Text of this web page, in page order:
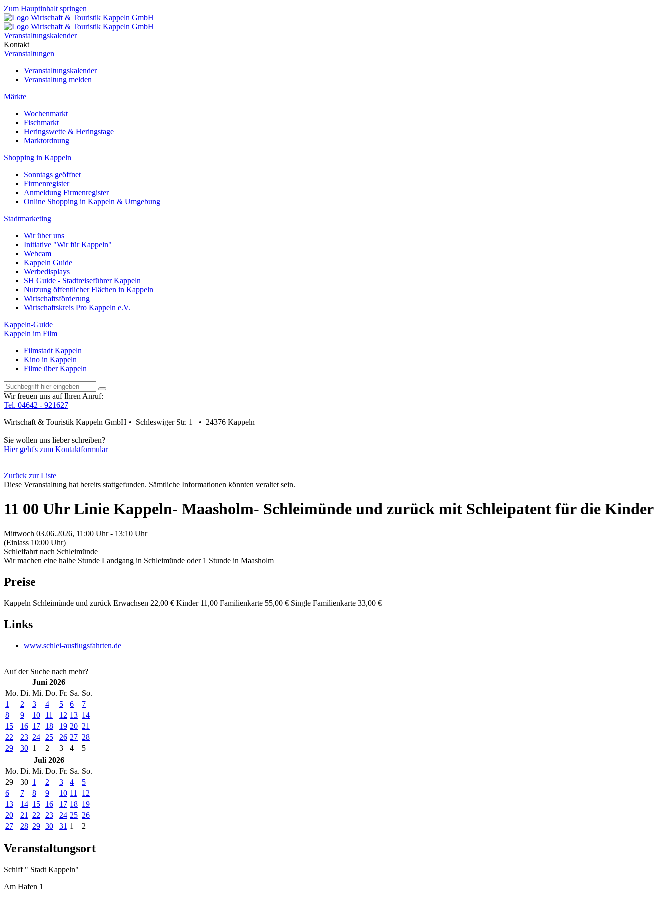
Zum Hauptinhalt springen
Veranstaltungskalender
Kontakt
Veranstaltungen
Veranstaltungskalender
Veranstaltung melden
Märkte
Wochenmarkt
Fischmarkt
Heringswette & Heringstage
Marktordnung
Shopping in Kappeln
Sonntags geöffnet
Firmenregister
Anmeldung Firmenregister
Online Shopping in Kappeln & Umgebung
Stadtmarketing
Wir über uns
Initiative "Wir für Kappeln"
Webcam
Kappeln Guide
Werbedisplays
SH Guide - Stadtreiseführer Kappeln
Nutzung öffentlicher Flächen in Kappeln
Wirtschaftsförderung
Wirtschaftskreis Pro Kappeln e.V.
Kappeln-Guide
Kappeln im Film
Filmstadt Kappeln
Kino in Kappeln
Filme über Kappeln
Wir freuen uns auf Ihren Anruf:
Tel. 04642 - 921627
Wirtschaft & Touristik Kappeln GmbH • Schleswiger Str. 1 • 24376 Kappeln
Sie wollen uns lieber schreiben?
Hier geht's zum Kontaktformular
Zurück zur Liste
Diese Veranstaltung hat bereits stattgefunden. Sämtliche Informationen könnten veraltet sein.
11 00 Uhr Linie Kappeln- Maasholm- Schleimünde und zurück mit Schleipatent für die Kinder
Mittwoch 03.06.2026, 11:00 Uhr - 13:10 Uhr
(Einlass 10:00 Uhr)
Schleifahrt nach Schleimünde
Wir machen eine halbe Stunde Landgang in Schleimünde oder 1 Stunde in Maasholm
Preise
Kappeln Schleimünde und zurück Erwachsen 22,00 € Kinder 11,00 Familienkarte 55,00 € Single Familienkarte 33,00 €
Links
www.schlei-ausflugsfahrten.de
Auf der Suche nach mehr?
Juni 2026
Mo. Di. Mi. Do. Fr. Sa. So.
1
2 3 4 5 6
7
8
9 10 11 12 13 14
15
16 17 18 19 20 21
22
23 24 25 26 27 28
29
30 1 2 3 4
5
Juli 2026
Mo. Di. Mi. Do. Fr. Sa. So.
29
30 1 2 3 4
5
6
7 8 9 10 11
12
13
14 15 16 17 18 19
20
21 22 23 24 25 26
27
28 29 30 31 1 2
Veranstaltungsort
Schiff " Stadt Kappeln"
Am Hafen 1